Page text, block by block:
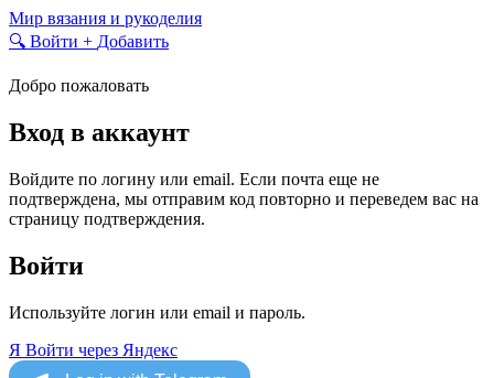
Skip
to
Мир вязания и рукоделия
🔍 Войти + Добавить
Добро пожаловать
Вход в аккаунт
Войдите по логину или email. Если почта еще не
подтверждена, мы отправим код повторно и переведем вас на
страницу подтверждения.
Войти
Используйте логин или email и пароль.
Я Войти через Яндекс